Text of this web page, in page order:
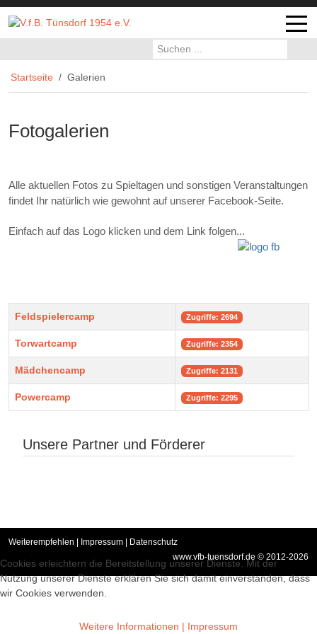
Off-
Startseite Galerien
Fotogalerien
Alle aktuellen Fotos zu Spieltagen und sonstigen Veranstaltungen
findet Ihr natürlich wie gewohnt auf unserer Facebook-Seite.
Einfach auf das Logo klicken und dem Link folgen...
Title Zugriffe
Feldspielercamp Zugriffe: 2694
Torwartcamp Zugriffe: 2354
Mädchencamp Zugriffe: 2131
Powercamp Zugriffe: 2295
Unsere Partner und Förderer
Weiterempfehlen Impressum
Datenschutz
www.vfb-tuensdorf.de © 2012-2026
Cookies erleichtern die Bereitstellung unserer Dienste. Mit der
Nutzung unserer Dienste erklären Sie sich damit einverstanden, dass
wir Cookies verwenden.
Weitere Informationen | Impressum